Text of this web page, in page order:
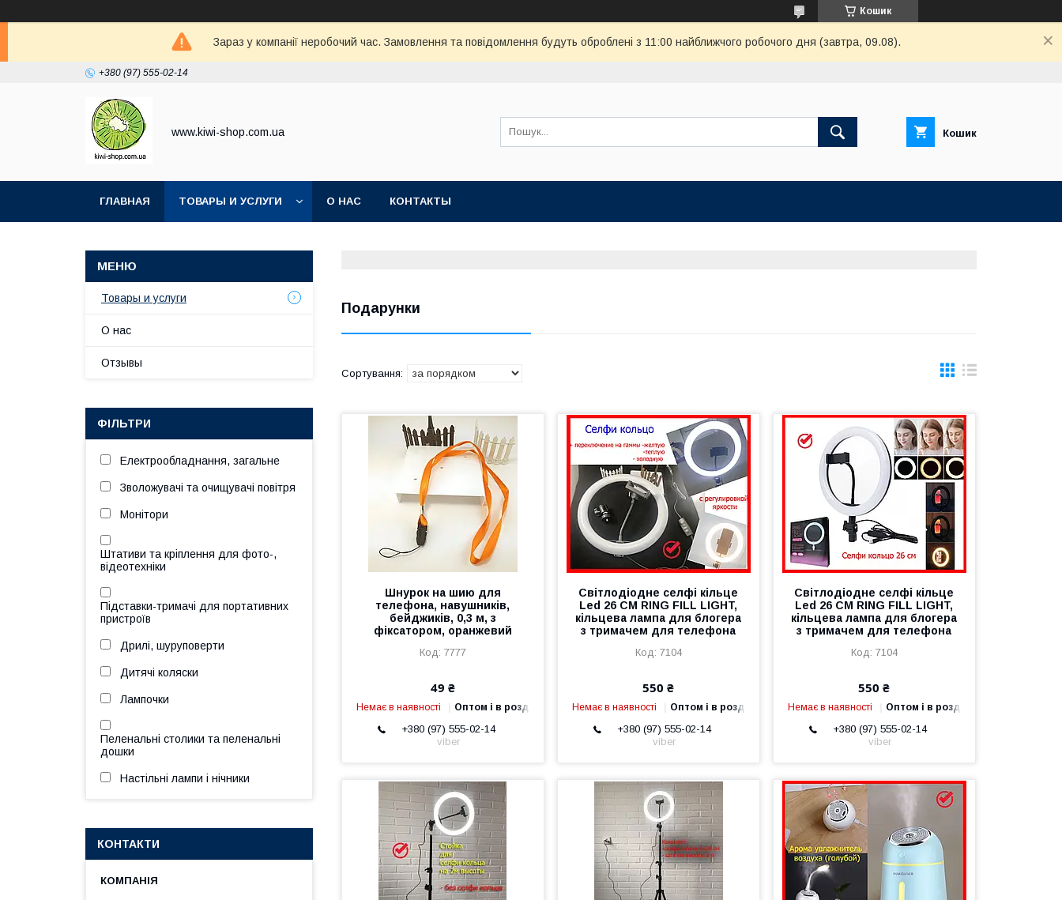
Кошик
Зараз у компанії неробочий час. Замовлення та повідомлення будуть оброблені з 11:00 найближчого робочого дня (завтра, 09.08).
+380 (97) 555-02-14
www.kiwi-shop.com.ua Кошик
ГЛАВНАЯ ТОВАРЫ И УСЛУГИ О НАС КОНТАКТЫ
Подарунки
Шнурок на шию для
телефона, навушників,
бейджиків, 0,3 м, з
фіксатором, оранжевий
7777
49 ₴
Немає в наявності Оптом і в роздріб
+380 (97) 555-02-14
viber
Світлодіодне селфі кільце
Led 26 СМ RING FILL LIGHT,
кільцева лампа для блогера
з тримачем для телефона
7104
550 ₴
Немає в наявності Оптом і в роздріб
+380 (97) 555-02-14
viber
Світлодіодне селфі кільце
Led 26 СМ RING FILL LIGHT,
кільцева лампа для блогера
з тримачем для телефона
7104
550 ₴
Немає в наявності Оптом і в роздріб
+380 (97) 555-02-14
viber
Товары и услуги
О нас
Отзывы
ФІЛЬТРИ
Електрообладнання, загальне
Зволожувачі та очищувачі повітря
Монітори
Штативи та кріплення для фото-,
відеотехніки
Підставки-тримачі для портативних
пристроїв
Дрилі, шуруповерти
Дитячі коляски
Лампочки
Пеленальні столики та пеленальні
дошки
Настільні лампи і нічники
КОНТАКТИ